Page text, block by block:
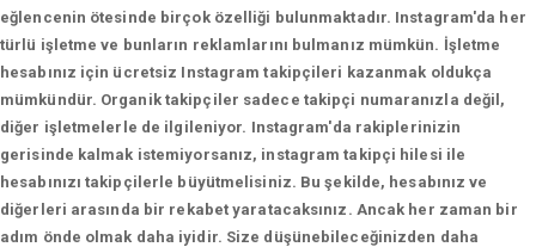
eğlencenin ötesinde birçok özelliği bulunmaktadır. Instagram'da her
türlü işletme ve bunların reklamlarını bulmanız mümkün. İşletme
hesabınız için ücretsiz Instagram takipçileri kazanmak oldukça
mümkündür. Organik takipçiler sadece takipçi numaranızla değil,
diğer işletmelerle de ilgileniyor. Instagram'da rakiplerinizin
gerisinde kalmak istemiyorsanız, instagram takipçi hilesi ile
hesabınızı takipçilerle büyütmelisiniz. Bu şekilde, hesabınız ve
diğerleri arasında bir rekabet yaratacaksınız. Ancak her zaman bir
adım önde olmak daha iyidir. Size düşünebileceğinizden daha